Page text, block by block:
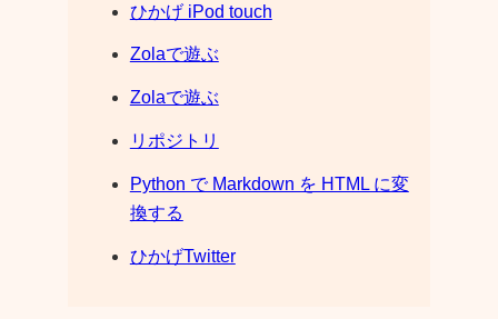
ひかげ iPod touch
Zolaで遊ぶ
Zolaで遊ぶ
リポジトリ
Python で Markdown を HTML に変
換する
ひかげTwitter